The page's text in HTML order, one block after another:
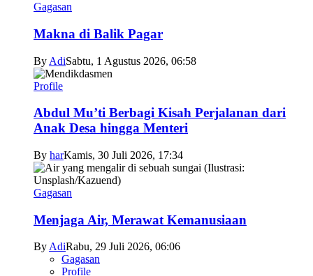
Gagasan
Makna di Balik Pagar
By AdiSabtu, 1 Agustus 2026, 06:58
Profile
Abdul Mu’ti Berbagi Kisah Perjalanan dari
Anak Desa hingga Menteri
By harKamis, 30 Juli 2026, 17:34
Gagasan
Menjaga Air, Merawat Kemanusiaan
ByAdiRabu, 29 Juli 2026, 06:06
Gagasan
Profile